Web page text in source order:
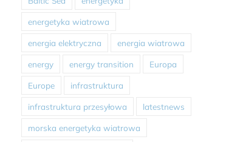
energetyka wiatrowa
energia elektryczna energia wiatrowa
energy energy transition Europa
Europe infrastruktura
infrastruktura przesyłowa latestnews
morska energetyka wiatrowa